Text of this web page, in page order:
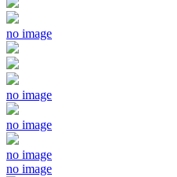
no image
no image
no image
no image
no image